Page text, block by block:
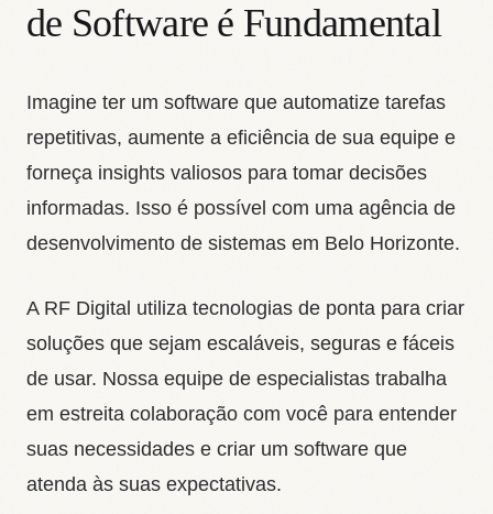
de Software é Fundamental
Imagine ter um software que automatize tarefas
repetitivas, aumente a eficiência de sua equipe e
forneça insights valiosos para tomar decisões
informadas. Isso é possível com uma agência de
desenvolvimento de sistemas em Belo Horizonte.
A RF Digital utiliza tecnologias de ponta para criar
soluções que sejam escaláveis, seguras e fáceis
de usar. Nossa equipe de especialistas trabalha
em estreita colaboração com você para entender
suas necessidades e criar um software que
atenda às suas expectativas.